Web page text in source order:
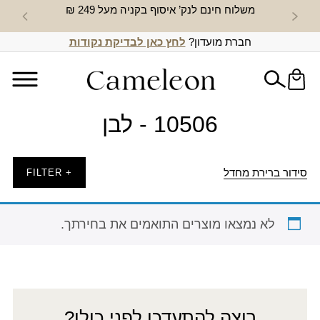
משלוח חינם לנק’ איסוף בקניה מעל 249 ₪ חדש
חברת מועדון? לחץ כאן לבדיקת נקודות
10506 - לבן
סידור ברירת מחדל + FILTER
לא נמצאו מוצרים התואמים את בחירתך.